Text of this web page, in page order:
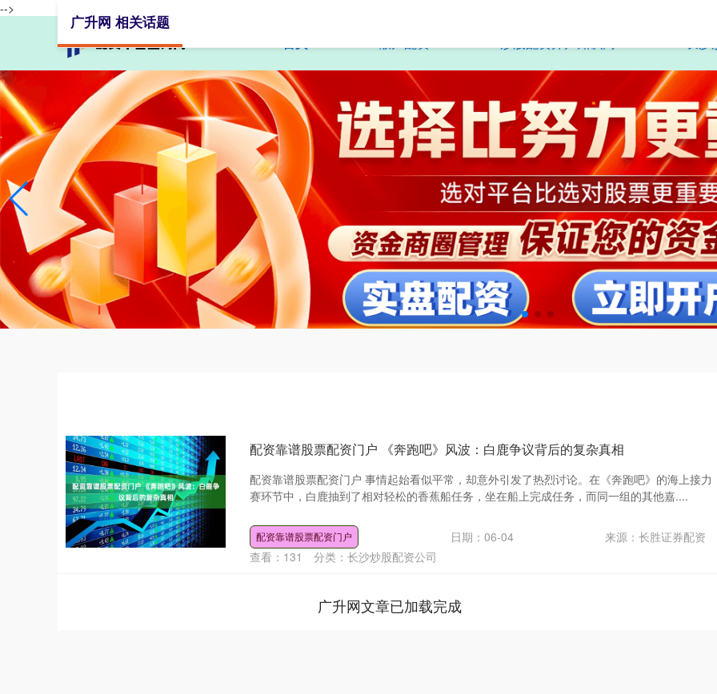
-->
广升网 相关话题
配资靠谱股票配资门户 《奔跑吧》风波：白鹿争议背后的复杂真相
配资靠谱股票配资门户 事情起始看似平常，却意外引发了热烈讨论。在《奔跑吧》的海上接力
赛环节中，白鹿抽到了相对轻松的香蕉船任务，坐在船上完成任务，而同一组的其他嘉....
配资靠谱股票配资门户 日期：06-04
来源：长胜证券配资
查看： 131 分类： 长沙炒股配资公司
广升网文章已加载完成